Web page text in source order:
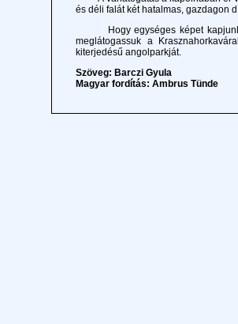
és déli falát két hatalmas, gazdagon
Hogy egységes képet kapjunk
meglátogassuk a
kiterjedésű angolparkját.
Szöveg: Barczi Gyula
Magyar fordítás: Ambrus Tünde